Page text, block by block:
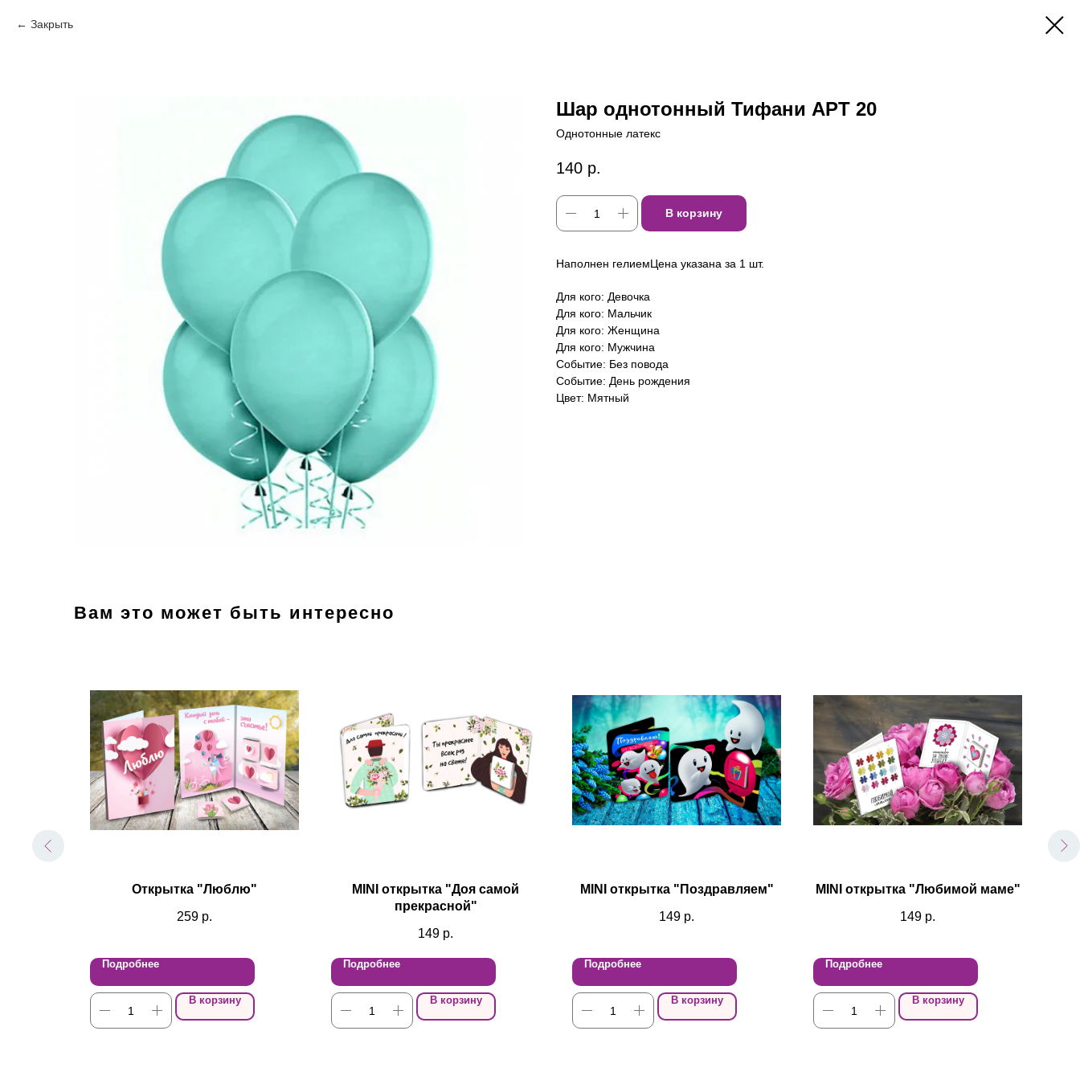
Закрыть
Шар однотонный Тифани АРТ 20
Однотонные латекс
140 р.
В корзину
Наполнен гелиемЦена указана за 1 шт.
Для кого: Девочка
Для кого: Мальчик
Для кого: Женщина
Для кого: Мужчина
Событие: Без повода
Событие: День рождения
Цвет: Мятный
Вам это может быть интересно
Открытка "Люблю"
259 р.
Подробнее
В корзину
MINI открытка "Доя самой
прекрасной"
149 р.
Подробнее
В корзину
MINI открытка "Поздравляем"
149 р.
Подробнее
В корзину
MINI открытка "Любимой маме"
149 р.
Подробнее
В корзину